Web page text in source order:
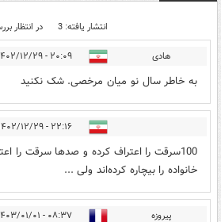
انتشار یافته: 3 در انتظار
هادی ۲۰:۰۹ - ۱۴۰۲/۱۲/۲۹
به خاطر سال نو میان مرخصی‌. شک نکنید
۲۲:۱۶ - ۱۴۰۲/۱۲/۲۹
100سرقت را اعتراف کرده و صدها سرقت را
خانواده را بیچاره کرده‌اند ولی ...
پیروزه ۰۸:۳۷ - ۱۴۰۳/۰۱/۰۱